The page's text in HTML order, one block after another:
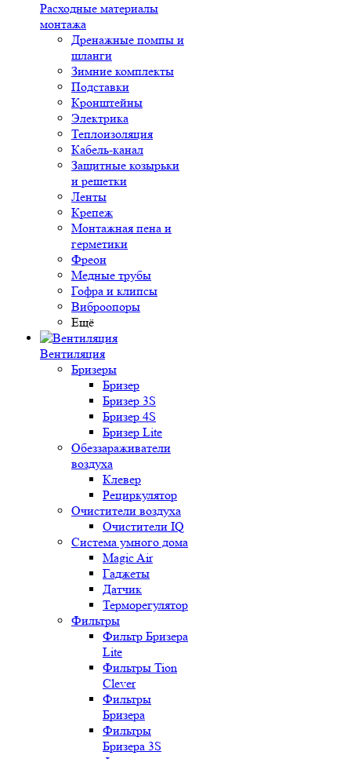
Расходные материалы
монтажа
Дренажные помпы и
шланги
Зимние комплекты
Подставки
Кронштейны
Электрика
Теплоизоляция
Кабель-канал
Защитные козырьки
и решетки
Ленты
Крепеж
Монтажная пена и
герметики
Фреон
Медные трубы
Гофра и клипсы
Виброопоры
Ещё
Вентиляция
Бризеры
Бризер
Бризер 3S
Бризер 4S
Бризер Lite
Обеззараживатели
воздуха
Клевер
Рециркулятор
Очистители воздуха
Очистители IQ
Система умного дома
Magic Air
Гаджеты
Датчик
Терморегулятор
Фильтры
Фильтр Бризера
Lite
Фильтры Tion
Clever
Фильтры
Бризера
Фильтры
Бризера 3S